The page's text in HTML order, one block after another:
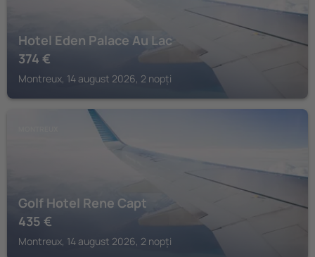
Hotel Eden Palace Au Lac
374 €
Montreux, 14 august 2026, 2 nopți
Golf Hotel Rene Capt
435 €
Montreux, 14 august 2026, 2 nopți